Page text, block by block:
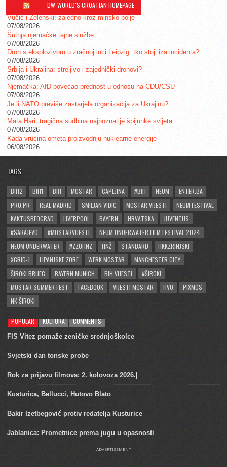
DW-WORLD´S CROATIAN HOMEPAGE
Vučić i Zelenski: zajedno kroz minsko polje
07/08/2026
Šutnja njemačke tajne službe
07/08/2026
Dron s eksplozivom u zračnoj luci Leipzig: tko stoji iza incidenta?
07/08/2026
Srbija i Ukrajina: streljivo i zajednički dronovi?
07/08/2026
Njemačka: AfD povećao prednost u odnosu na CDU/CSU
07/08/2026
Je li NATO previše zastarjela organizacija za Ukrajinu?
07/08/2026
Mata Hari: tragična sudbina najpoznatije špijunke svijeta
07/08/2026
Kada vrućina ometa proizvodnju nuklearne energije
06/08/2026
TAGS
BIH2 BIH1 BIH MOSTAR CAPLJINA #BIH NEUM
ENTER.BA
PRO.PR
REAL MADRID SMILJAN VIDIC MOSTAR VIJESTI
NEUM FESTIVAL
KAKTUSBEOGRAD
LIVERPOOL BAYERN HRVATSKA
JUVENTUS
#SARAJEVO
#MOSTARVIJESTI
NEUM UNDERWATER FILM FESTIVAL 2024
NEUM UNDERWATER
#ZZOHNZ HNŽ STANDARD
HKKZRINJSKI
XGRID-1
LIPANJSKE ZORE WERK MOSTAR
MANCHESTER CITY
ŠIROKI BRIJEG
BAYERN MUNICH BIH VIJESTI
#ŠIROKI
MOSTAR SUMMER FEST
FACEBOOK VIJESTI MOSTAR HVO
PIXMOS
NK ŠIROKI
POPULAR KULTURA COMMENTS
FIS Vitez pomaže zeničke srednjoškolce
Svjetski dan tonske probe
Rok za prijavu filmova: 2. kolovoza 2026.|
Kusturica, Bellucci, Hutovo Blato
Bakir Izetbegović protiv redatelja Kusturice
Jablanica: Prometnice prema jugu u opasnosti
ADVERTISEMENT